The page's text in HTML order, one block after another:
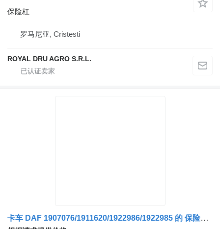
保险杠
罗马尼亚, Cristesti
ROYAL DRU AGRO S.R.L.
卡车 DAF 1907076/1911620/1922986/1922985 的 保险杠 Bara de protecție față 1907076/1911620/1922986/1922985